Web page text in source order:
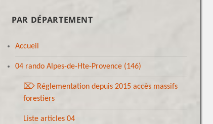
PAR DÉPARTEMENT
Accueil
04 rando Alpes-de-Hte-Provence (146)
⌦ Réglementation depuis 2015 accès massifs
forestiers
Liste articles 04